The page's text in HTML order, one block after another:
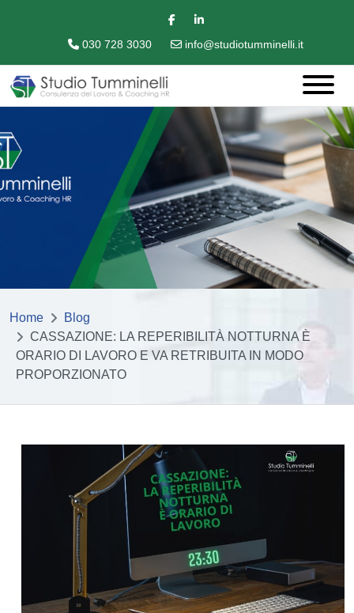
030 728 3030 info@studiotumminelli.it
Home
Blog
CASSAZIONE: LA REPERIBILITÀ NOTTURNA È
ORARIO DI LAVORO E VA RETRIBUITA IN MODO
PROPORZIONATO